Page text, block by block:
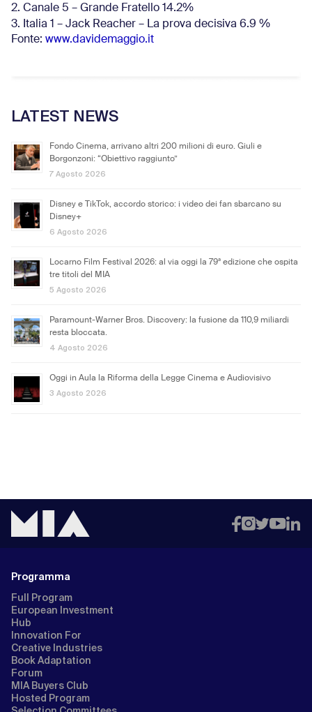
2. Canale 5 – Grande Fratello 14.2%
3. Italia 1 – Jack Reacher – La prova decisiva 6.9 %
Fonte: www.davidemaggio.it
LATEST NEWS
Fondo Cinema, arrivano altri 200 milioni di euro. Giuli e
Borgonzoni: “Obiettivo raggiunto”
7 Agosto 2026
Disney e TikTok, accordo storico: i video dei fan sbarcano su
Disney+
6 Agosto 2026
Locarno Film Festival 2026: al via oggi la 79ª edizione che ospita
tre titoli del MIA
5 Agosto 2026
Paramount-Warner Bros. Discovery: la fusione da 110,9 miliardi
resta bloccata.
4 Agosto 2026
Oggi in Aula la Riforma della Legge Cinema e Audiovisivo
3 Agosto 2026
Programma
Full Program
European Investment
Hub
Innovation For
Creative Industries
Book Adaptation
Forum
MIA Buyers Club
Hosted Program